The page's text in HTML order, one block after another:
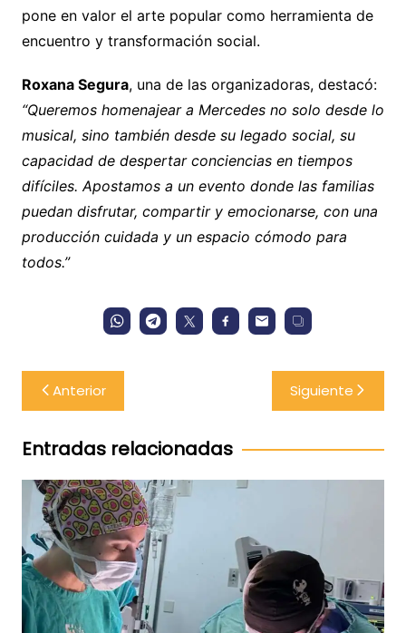
pone en valor el arte popular como herramienta de
encuentro y transformación social.
Roxana Segura, una de las organizadoras, destacó:
“Queremos homenajear a Mercedes no solo desde lo
musical, sino también desde su legado social, su
capacidad de despertar conciencias en tiempos
difíciles. Apostamos a un evento donde las familias
puedan disfrutar, compartir y emocionarse, con una
producción cuidada y un espacio cómodo para
todos.”
Navegación
de
entradas
Anterior Siguiente
Entradas relacionadas